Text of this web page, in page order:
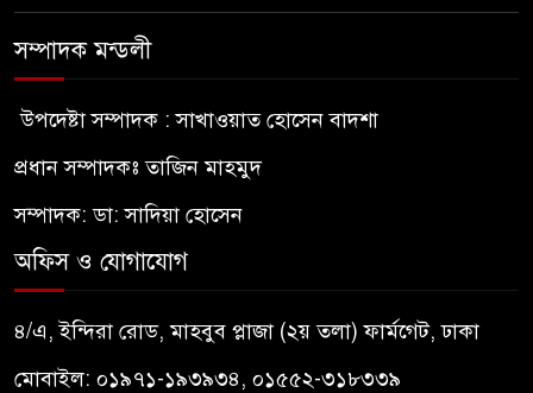
সম্পাদক মন্ডলী
উপদেষ্টা সম্পাদক : সাখাওয়াত হোসেন বাদশা
প্রধান সম্পাদকঃ তাজিন মাহমুদ
সম্পাদক: ডা: সাদিয়া হোসেন
অফিস ও যোগাযোগ
৪/এ, ইন্দিরা রোড, মাহবুব প্লাজা (২য় তলা) ফার্মগেট, ঢাকা
মোবাইল: ০১৯৭১-১৯৩৯৩৪, ০১৫৫২-৩১৮৩৩৯